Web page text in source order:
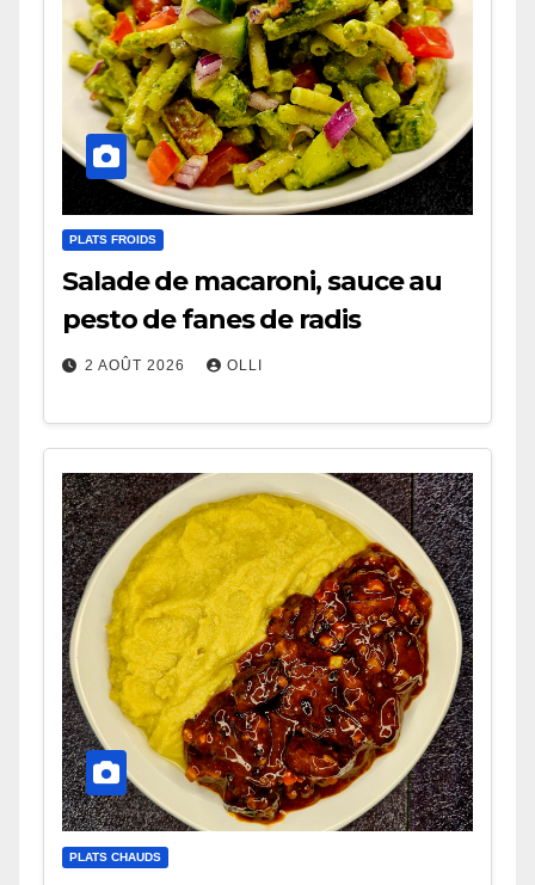
PLATS FROIDS
Salade de macaroni, sauce au
pesto de fanes de radis
2 AOÛT 2026 OLLI
PLATS CHAUDS